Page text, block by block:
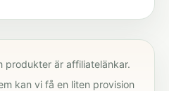
produkter är affiliatelänkar.
kan vi få en liten provision